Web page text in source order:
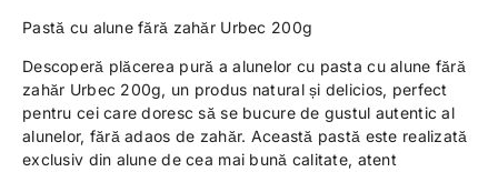
Pastă cu alune fără zahăr Urbec 200g
Descoperă plăcerea pură a alunelor cu pasta cu alune fără
zahăr Urbec 200g, un produs natural și delicios, perfect
pentru cei care doresc să se bucure de gustul autentic al
alunelor, fără adaos de zahăr. Această pastă este realizată
exclusiv din alune de cea mai bună calitate, atent